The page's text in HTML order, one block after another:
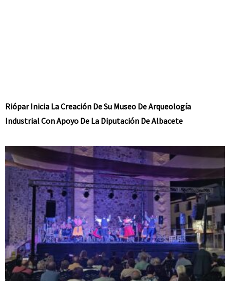
Riópar Inicia La Creación De Su Museo De Arqueología
Industrial Con Apoyo De La Diputación De Albacete